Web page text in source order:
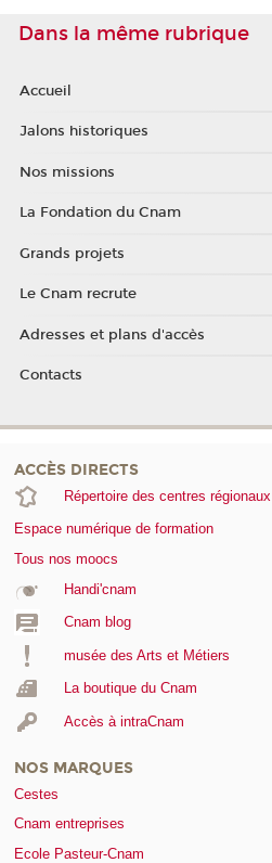
Dans la même rubrique
Accueil
Jalons historiques
Nos missions
La Fondation du Cnam
Grands projets
Le Cnam recrute
Adresses et plans d'accès
Contacts
ACCÈS DIRECTS
Répertoire des centres régionaux
Espace numérique de formation
Tous nos moocs
Handi'cnam
Cnam blog
musée des Arts et Métiers
La boutique du Cnam
Accès à intraCnam
NOS MARQUES
Cestes
Cnam entreprises
Ecole Pasteur-Cnam